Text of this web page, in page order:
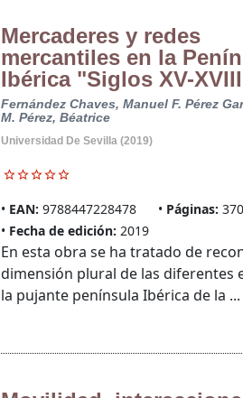
Mercaderes y redes
mercantiles en la
Ibérica "Siglos XV-
Fernández Chaves, Manuel F. Pérez
M. Pérez, Béatrice
Universidad De Sevilla (2019)
EAN: 9788447228478 Páginas: 370
Fecha de edición: 2019
En esta obra se ha tratado de
dimensión plural de las diferentes
la pujante península Ibérica de la ...